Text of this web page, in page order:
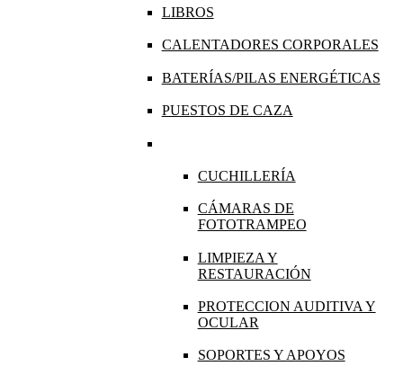
LIBROS
CALENTADORES CORPORALES
BATERÍAS/PILAS ENERGÉTICAS
PUESTOS DE CAZA
CUCHILLERÍA
CÁMARAS DE
FOTOTRAMPEO
LIMPIEZA Y
RESTAURACIÓN
PROTECCION AUDITIVA Y
OCULAR
SOPORTES Y APOYOS